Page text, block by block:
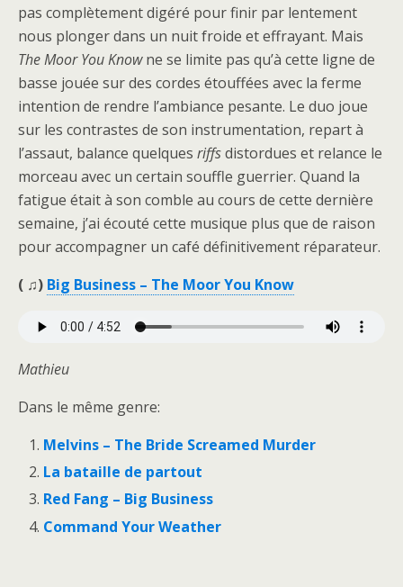
pas complètement digéré pour finir par lentement
nous plonger dans un nuit froide et effrayant. Mais
The Moor You Knowne se limite pas qu’à cette ligne de
basse jouée sur des cordes étouffées avec la ferme
intention de rendre l’ambiance pesante. Le duo joue
sur les contrastes de son instrumentation, repart à
l’assaut, balance quelques riffsdistordues et relance le
morceau avec un certain souffle guerrier. Quand la
fatigue était à son comble au cours de cette dernière
semaine, j’ai écouté cette musique plus que de raison
pour accompagner un café définitivement réparateur.
( ♫) Big Business – The Moor You Know
Mathieu
Dans le même genre:
Melvins – The Bride Screamed Murder
La bataille de partout
Red Fang – Big Business
Command Your Weather